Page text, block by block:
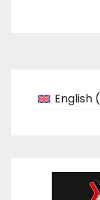
English (